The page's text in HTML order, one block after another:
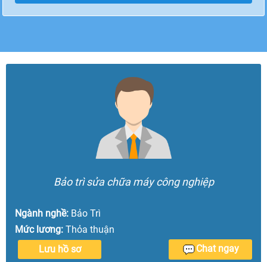
Bảo trì sửa chữa máy công nghiệp
Ngành nghề: Bảo Trì
Mức lương: Thỏa thuận
Lưu hồ sơ
Chat ngay